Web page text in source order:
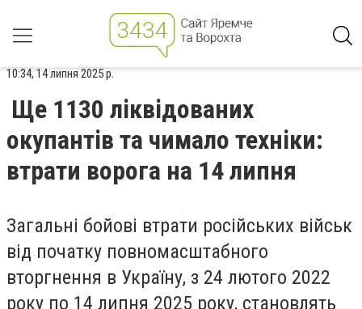
10:34, 14 липня 2025 р.
Ще 1130 ліквідованих
окупантів та чимало техніки:
втрати ворога на 14 липня
Загальні бойові втрати російських військ
від початку повномасштабного
вторгнення в Україну, з 24 лютого 2022
року по 14 липня 2025 року, становлять